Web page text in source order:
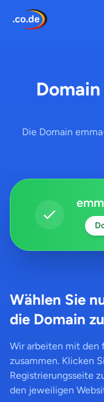
Die Domain
Wählen Sie
die Domain
Wir arbeiten mit den
zusammen. Klicken
Registrierungsseite
den jeweiligen